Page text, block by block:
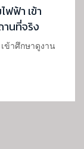
ฟ้า เข้า
นที่จริง
ข้าศึกษาดูงาน